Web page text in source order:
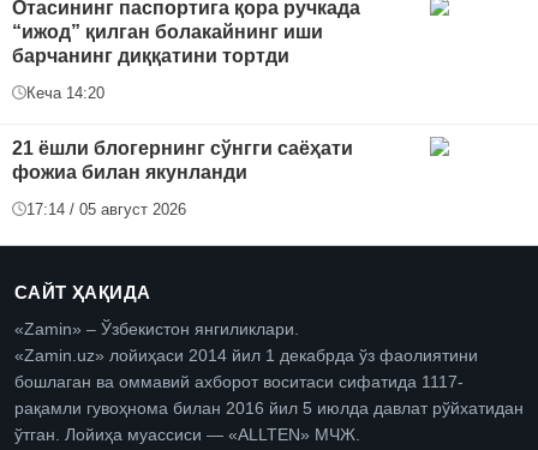
Отасининг паспортига қора ручкада
“ижод” қилган болакайнинг иши
барчанинг диққатини тортди
Кеча 14:20
21 ёшли блогернинг сўнгги саёҳати
фожиа билан якунланди
17:14 / 05 август 2026
САЙТ ҲАҚИДА
«Zamin» – Ўзбекистон янгиликлари.
«Zamin.uz» лойиҳаси 2014 йил 1 декабрда ўз фаолиятини
бошлаган ва оммавий ахборот воситаси сифатида 1117-
рақамли гувоҳнома билан 2016 йил 5 июлда давлат рўйхатидан
ўтган. Лойиҳа муассиси — «ALLTEN» МЧЖ.